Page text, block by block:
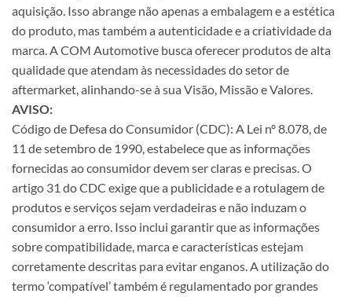
aquisição. Isso abrange não apenas a embalagem e a estética
do produto, mas também a autenticidade e a criatividade da
marca. A COM Automotive busca oferecer produtos de alta
qualidade que atendam às necessidades do setor de
aftermarket, alinhando-se à sua Visão, Missão e Valores.
AVISO:
Código de Defesa do Consumidor (CDC): A Lei nº 8.078, de
11 de setembro de 1990, estabelece que as informações
fornecidas ao consumidor devem ser claras e precisas. O
artigo 31 do CDC exige que a publicidade e a rotulagem de
produtos e serviços sejam verdadeiras e não induzam o
consumidor a erro. Isso inclui garantir que as informações
sobre compatibilidade, marca e características estejam
corretamente descritas para evitar enganos. A utilização do
termo ‘compatível’ também é regulamentado por grandes